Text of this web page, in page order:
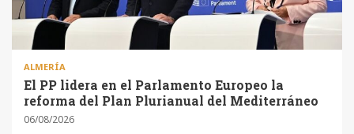
ALMERÍA
El PP lidera en el Parlamento Europeo la
reforma del Plan Plurianual del Mediterráneo
06/08/2026